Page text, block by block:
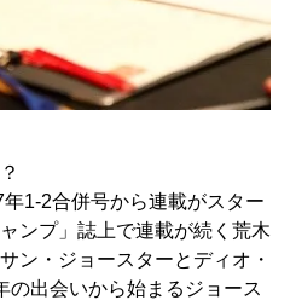
年1-2合併号から連載がスター
ンプ」誌上で連載が続く荒木
ン・ジョースターとディオ・
の出会いから始まるジョース